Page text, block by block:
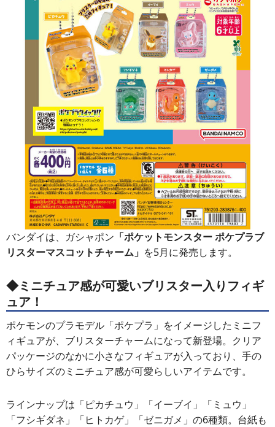
バンダイは、ガシャポン 「ポケットモンスター ポケプラブ
リスターマスコットチャーム」 を5月に発売します。
◆ミニチュア感が可愛いブリスター入りフィギ
ュア！
ポケモンのプラモデル「ポケプラ」をイメージしたミニフ
ィギュアが、ブリスターチャームになって新登場。クリア
パッケージのなかに小さなフィギュアが入っており、手の
ひらサイズのミニチュア感が可愛らしいアイテムです。
ラインナップは「ピカチュウ」「イーブイ」「ミュウ」
「フシギダネ」「ヒトカゲ」「ゼニガメ」の6種類。台紙も